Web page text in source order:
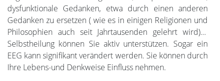
dysfunktionale Gedanken, etwa durch einen anderen
Gedanken zu ersetzen ( wie es in einigen Religionen und
Philosophien auch seit Jahrtausenden gelehrt wird)…
Selbstheilung können Sie aktiv unterstützen. Sogar ein
EEG kann signifikant verändert werden. Sie können durch
Ihre Lebens-und Denkweise Einfluss nehmen.